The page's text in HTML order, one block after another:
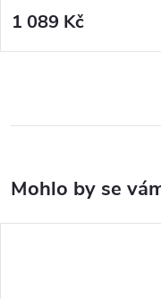
kusy)
1 089 Kč